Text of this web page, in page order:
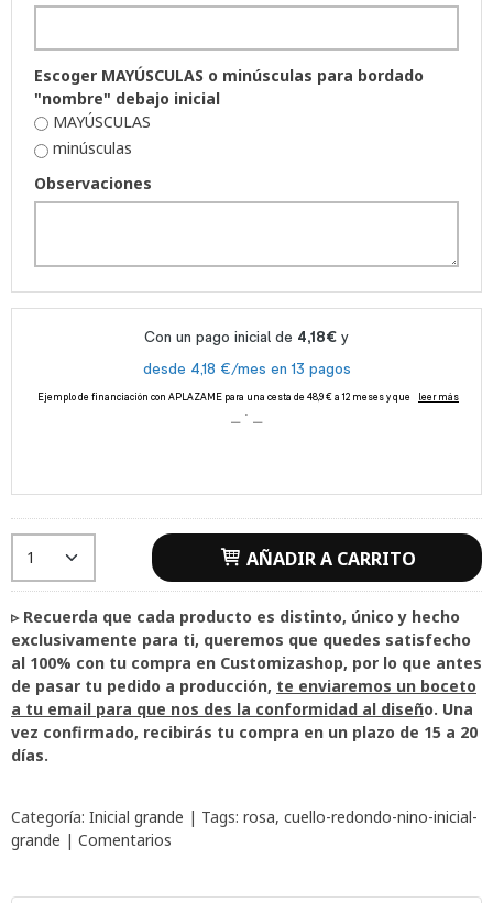
Escoger MAYÚSCULAS o minúsculas para bordado
"nombre" debajo inicial
MAYÚSCULAS
minúsculas
Observaciones
AÑADIR A CARRITO
▹ Recuerda que cada producto es distinto, único y hecho
exclusivamente para ti, queremos que quedes satisfecho
al 100% con tu compra en Customizashop, por lo que antes
de pasar tu pedido a producción, te enviaremos un boceto
a tu email para que nos des la conformidad al diseño. Una
vez confirmado, recibirás tu compra en un plazo de 15 a 20
días.
Categoría: Inicial grande | Tags: rosa cuello-redondo-nino-inicial-
grande | Comentarios